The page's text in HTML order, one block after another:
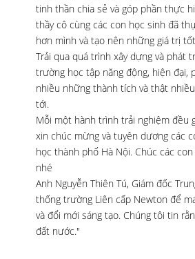
tinh thần chia sẻ và góp phần thực
thầy cô cùng các con học sinh đã
hơn mình và tạo nên những giá trị
Trải qua quá trình xây dựng và phát
trường học tập năng động, hiện
nhiều những thành tích và thật
tới.
Mỗi một hành trình trải nghiệm đều
xin chúc mừng và tuyên dương các
học thành phố Hà Nội. Chúc các
nhé
Anh Nguyễn Thiên Tú, Giám đốc
thống trường Liên cấp Newton để
và đổi mới sáng tạo. Chúng tôi tin
đất nước."